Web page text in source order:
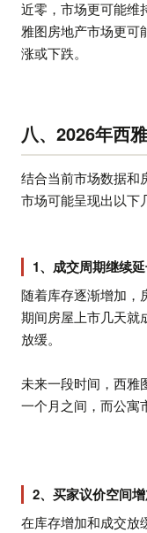
近零，市场更可能维
雅图房地产市场更可
涨或下跌。
八、2026年西
结合当前市场数据和
市场可能呈现出以下
1、成交周期继续
随着库存逐渐增加，
期间房屋上市几天就
放缓。
未来一段时间，西雅
一个月之间，而公寓
2、买家议价空间
在库存增加和成交放